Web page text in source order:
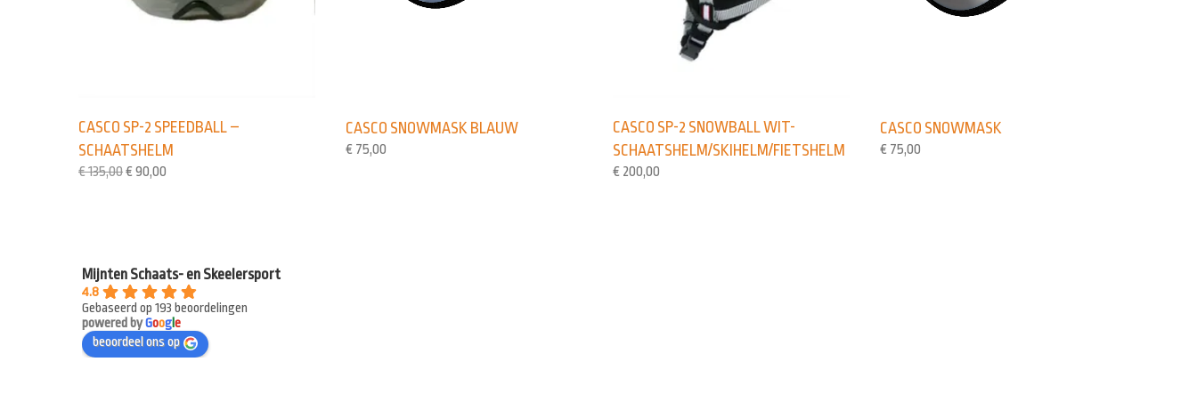
CASCO SP-2 SPEEDBALL –
SCHAATSHELM
€135,00€ 90,00
CASCO SNOWMASK BLAUW
€ 75,00
CASCO SP-2 SNOWBALL WIT-
SCHAATSHELM/SKIHELM/FIETSHELM
€ 200,00
CASCO SNOWMASK
€ 75,00
Mijnten Schaats- en Skeelersport
4.8
Gebaseerd op 193 beoordelingen
powered byGoogle
beoordeel ons op